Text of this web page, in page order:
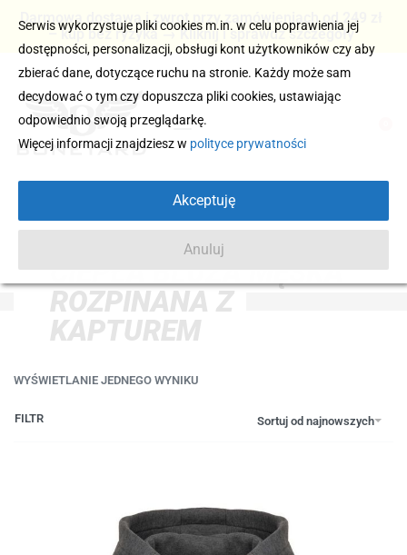
Darmowa dostawa i zwrot przy zamówieniach od 249 zł
– kup bez ryzyka → Kliknij i sprawdź szczegóły
CIEPŁA BLUZA MĘSKA
ROZPINANA Z
KAPTUREM
WYŚWIETLANIE JEDNEGO WYNIKU
Sortuj od najnowszych
FILTR
Serwis wykorzystuje pliki cookies m.in. w celu poprawienia jej
dostępności, personalizacji, obsługi kont użytkowników czy aby
zbierać dane, dotyczące ruchu na stronie. Każdy może sam
decydować o tym czy dopuszcza pliki cookies, ustawiając
odpowiednio swoją przeglądarkę.
Więcej informacji znajdziesz w polityce prywatności
Akceptuję
Anuluj